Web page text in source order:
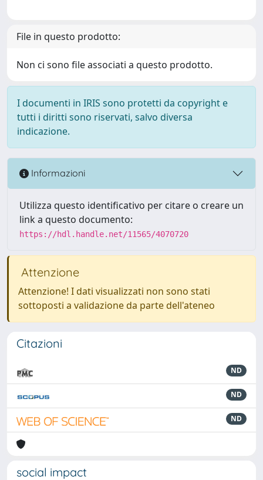
File in questo prodotto:
Non ci sono file associati a questo prodotto.
I documenti in IRIS sono protetti da copyright e
tutti i diritti sono riservati, salvo diversa
indicazione.
Informazioni
Utilizza questo identificativo per citare o creare un
link a questo documento:
https://hdl.handle.net/11565/4070720
Attenzione
Attenzione! I dati visualizzati non sono stati
sottoposti a validazione da parte dell'ateneo
Citazioni
ND
ND
ND
social impact